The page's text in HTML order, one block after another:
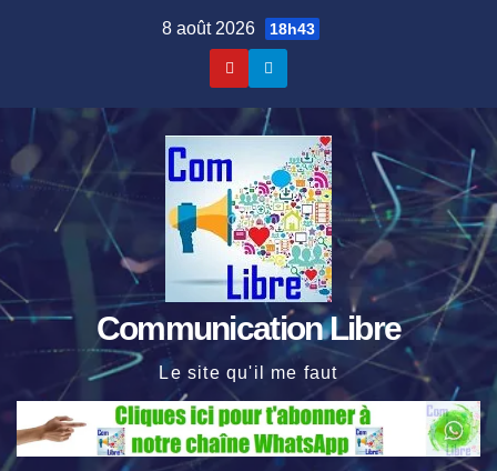
8 août 2026 18h43
Communication Libre
Le site qu'il me faut